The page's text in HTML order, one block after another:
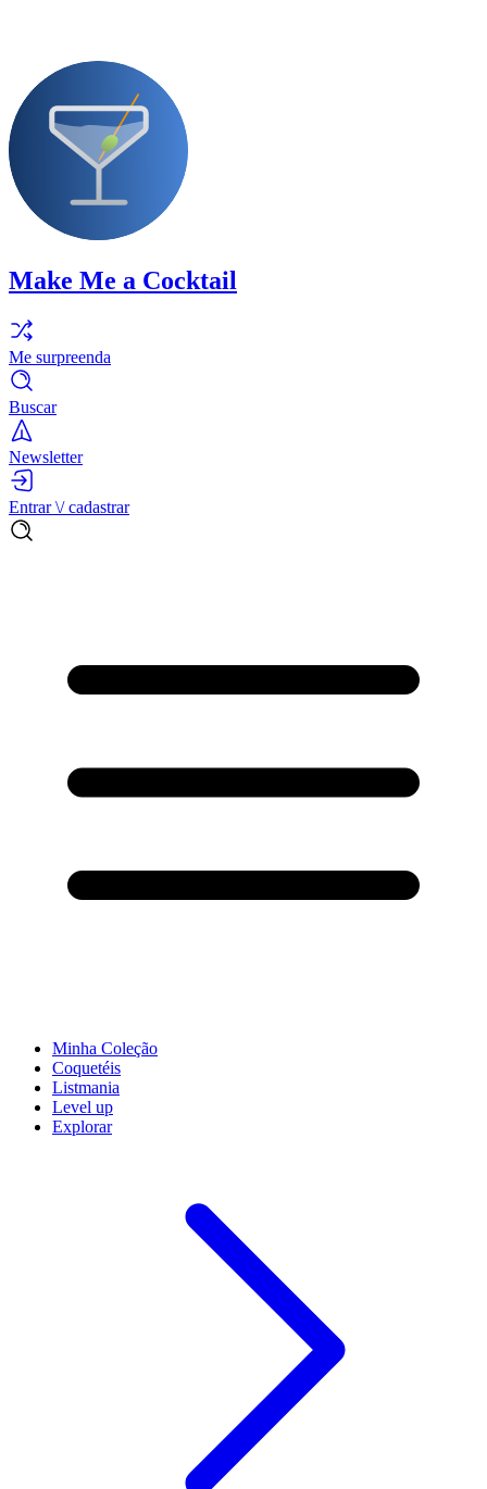
Make Me a Cocktail
Me surpreenda
Buscar
Newsletter
Entrar \/ cadastrar
Minha Coleção
Coquetéis
Listmania
Level up
Explorar